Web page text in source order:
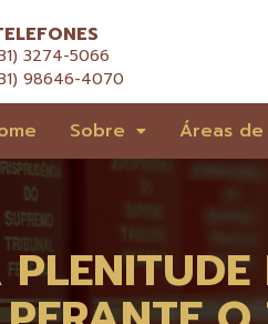
3274-5066
98646-4070
Sobre Áreas